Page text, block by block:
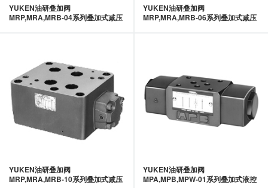
YUKEN油研叠加阀
MRP,MRA,MRB-04系列叠加式减压
YUKEN油研叠加阀
MRP,MRA,MRB-06系列叠加式减压
YUKEN油研叠加阀
MRP,MRA,MRB-10系列叠加式减压
YUKEN油研叠加阀
MPA,MPB,MPW-01系列叠加式液控